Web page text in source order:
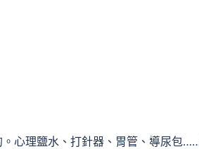
心理鹽水、打針器、胃管、導尿包